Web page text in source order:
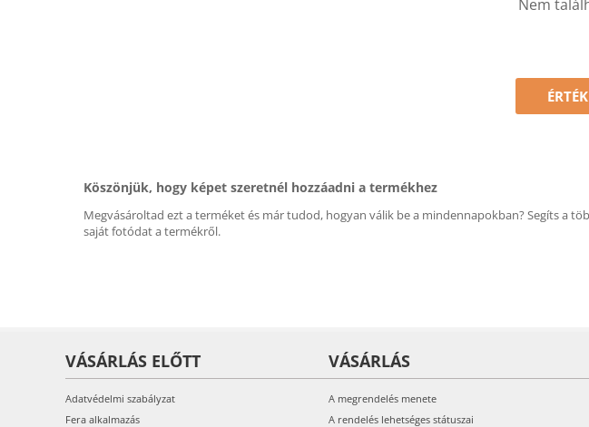
Nem
Köszönjük, hogy képet szeretnél hozzáadni a termékhez
Megvásároltad ezt a terméket és már tudod, hogyan válik be a mindennapokban? Segíts a
saját fotódat a termékről.
VÁSÁRLÁS ELŐTT
Adatvédelmi szabályzat
Fera alkalmazás
VÁSÁRLÁS
A megrendelés menete
A rendelés lehetséges státuszai